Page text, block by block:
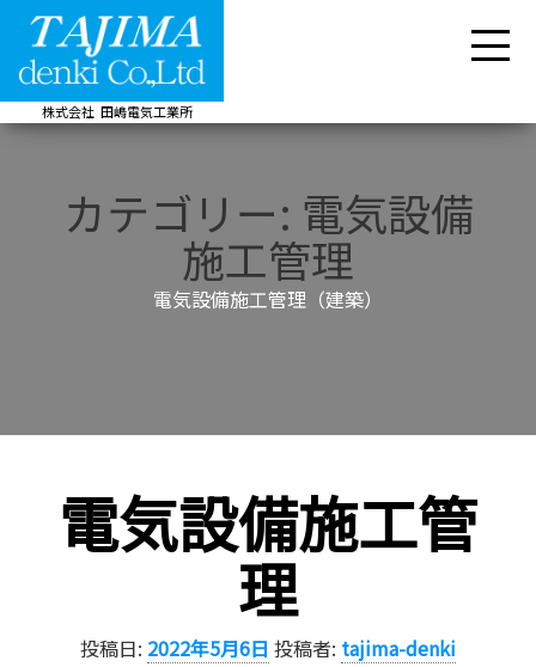
株式会社 田嶋電気工業所
カテゴリー: 電気設備
施工管理
電気設備施工管理（建築）
電気設備施工管
理
投稿日: 2022年5月6日 投稿者: tajima-denki